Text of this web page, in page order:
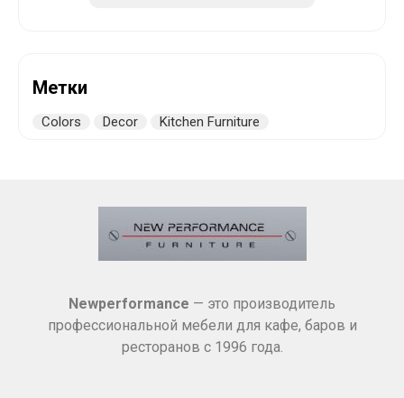
Метки
Colors Decor Kitchen Furniture
Newperformance — это производитель
профессиональной мебели для кафе, баров и
ресторанов с 1996 года.